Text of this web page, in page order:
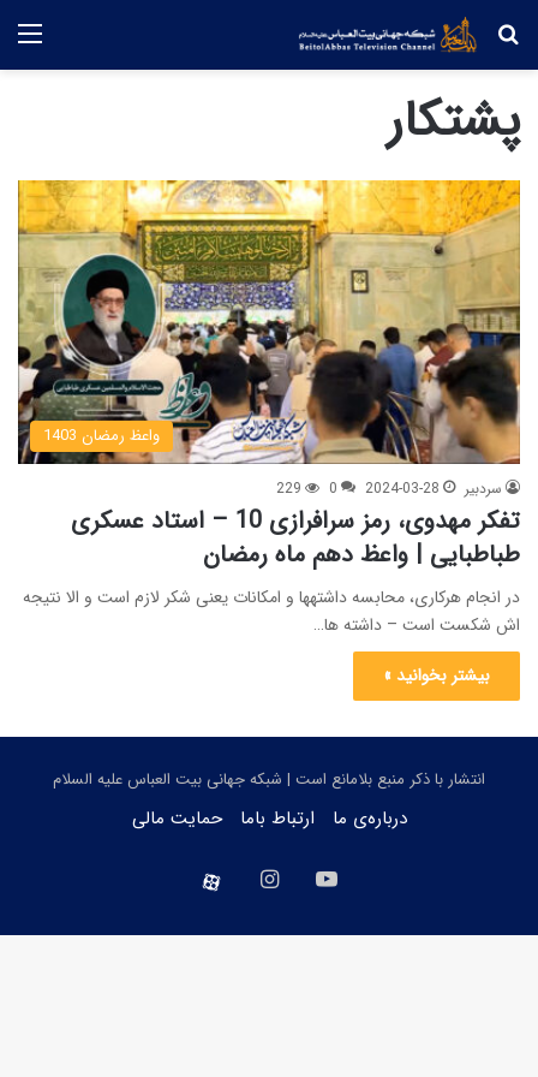
جستجو
پشتکار
واعظ رمضان 1403
سردبیر 2024-03-28
0
229
تفکر مهدوی، رمز سرافرازی 10 – استاد عسکری
طباطبایی | واعظ دهم ماه رمضان
در انجام هرکاری، محابسه داشتهها و امکانات یعنی شکر لازم است و الا نتیجه
اش شکست است – داشته ها…
بیشتر بخوانید »
انتشار با ذکر منبع بلامانع است | شبکه جهانی بیت العباس علیه السلام
درباره‌ی ما ارتباط باما حمایت مالی
یوتیوب اینستاگرام